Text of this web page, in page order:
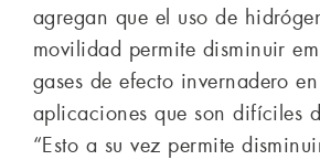
agregan que el uso de
movilidad permite disminuir
gases de efecto invernadero
aplicaciones que son difíciles
“Esto a su vez permite